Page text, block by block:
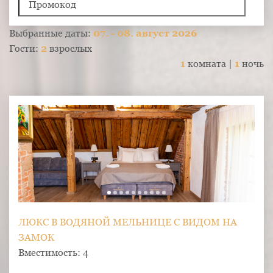
Выбранные даты: 07. - 08. август 2026
Гости: 2 взрослых
1 комната | 1 ночь
ЛЮКС В ВОДЯНОЙ МЕЛЬНИЦЕ С ВИДОМ НА
ЗАМОК
Вместимость: 4